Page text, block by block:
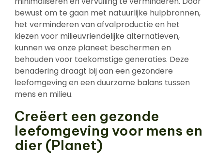
bewust om te gaan met natuurlijke hulpbronnen,
het verminderen van afvalproductie en het
kiezen voor milieuvriendelijke alternatieven,
kunnen we onze planeet beschermen en
behouden voor toekomstige generaties. Deze
benadering draagt bij aan een gezondere
leefomgeving en een duurzame balans tussen
mens en milieu.
Creëert een gezonde
leefomgeving voor mens en
dier (Planet)